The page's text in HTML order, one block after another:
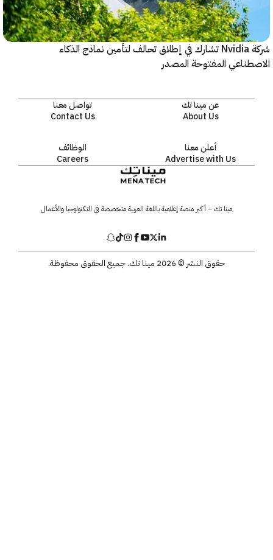
شركة Nvidia تشارك في إطلاق تحالف لتأمين نماذج الذكاء
المفتوحة المصدر
عن مينا تك
About Us
تواصل معنا
Contact Us
أعلن معنا
Advertise with Us
الوظائف
Careers
مينا تك – أكبر منصة إعلامية باللغة العربية متخصصة في التكنولوجيا والأعمال
حقوق النشر © 2026 مينا تك. جميع الحقوق محفوظة.